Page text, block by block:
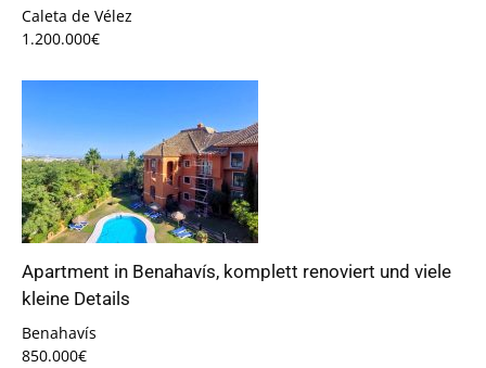
Caleta de Vélez
1.200.000€
Apartment in Benahavís, komplett renoviert und viele
kleine Details
Benahavís
850.000€